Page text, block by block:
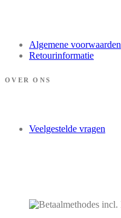
Algemene voorwaarden
Retourinformatie
OVER ONS
Veelgestelde vragen